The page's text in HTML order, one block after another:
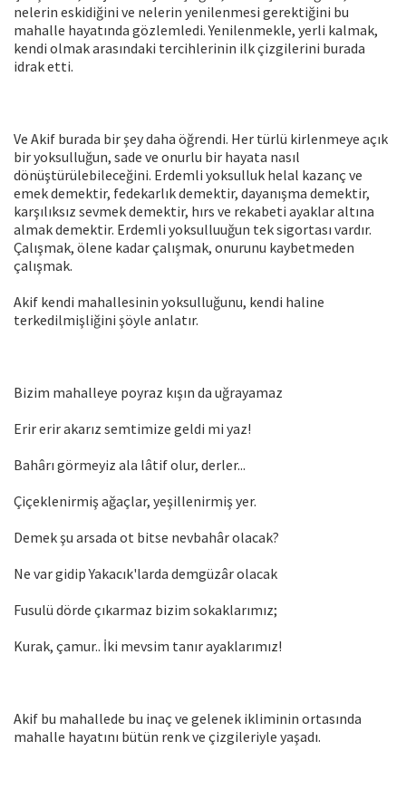
nelerin eskidiğini ve nelerin yenilenmesi gerektiğini bu
mahalle hayatında gözlemledi. Yenilenmekle, yerli kalmak,
kendi olmak arasındaki tercihlerinin ilk çizgilerini burada
idrak etti.
Ve Akif burada bir şey daha öğrendi. Her türlü kirlenmeye açık
bir yoksulluğun, sade ve onurlu bir hayata nasıl
dönüştürülebileceğini. Erdemli yoksulluk helal kazanç ve
emek demektir, fedekarlık demektir, dayanışma demektir,
karşılıksız sevmek demektir, hırs ve rekabeti ayaklar altına
almak demektir. Erdemli yoksulluuğun tek sigortası vardır.
Çalışmak, ölene kadar çalışmak, onurunu kaybetmeden
çalışmak.
Akif kendi mahallesinin yoksulluğunu, kendi haline
terkedilmişliğini şöyle anlatır.
Bizim mahalleye poyraz kışın da uğrayamaz
Erir erir akarız semtimize geldi mi yaz!
Bahârı görmeyiz ala lâtif olur, derler...
Çiçeklenirmiş ağaçlar, yeşillenirmiş yer.
Demek şu arsada ot bitse nevbahâr olacak?
Ne var gidip Yakacık'larda demgüzâr olacak
Fusulü dörde çıkarmaz bizim sokaklarımız;
Kurak, çamur.. İki mevsim tanır ayaklarımız!
Akif bu mahallede bu inaç ve gelenek ikliminin ortasında
mahalle hayatını bütün renk ve çizgileriyle yaşadı.